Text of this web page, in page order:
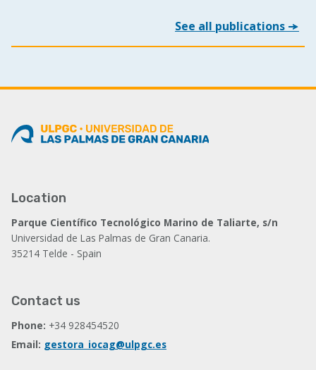
See all publications
Location
Parque Científico Tecnológico Marino de Taliarte, s/n
Universidad de Las Palmas de Gran Canaria.
35214 Telde - Spain
Contact us
Phone: +34 928454520
Email: gestora_iocag@ulpgc.es